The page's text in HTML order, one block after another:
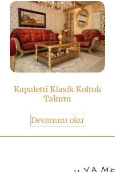
Kapaletti Klasik Koltuk
Takımı
Devamını oku